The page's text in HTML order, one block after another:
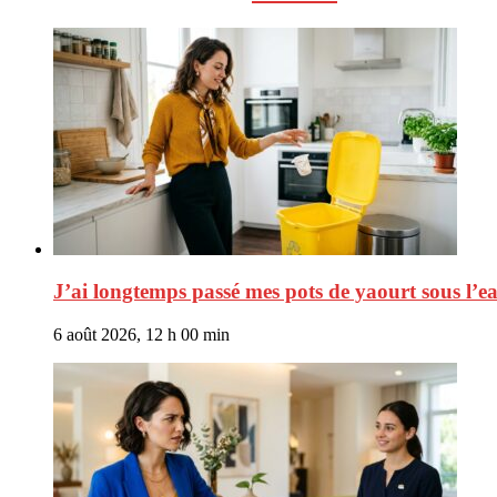
J’ai longtemps passé mes pots de yaourt sous
6 août 2026, 12 h 00 min